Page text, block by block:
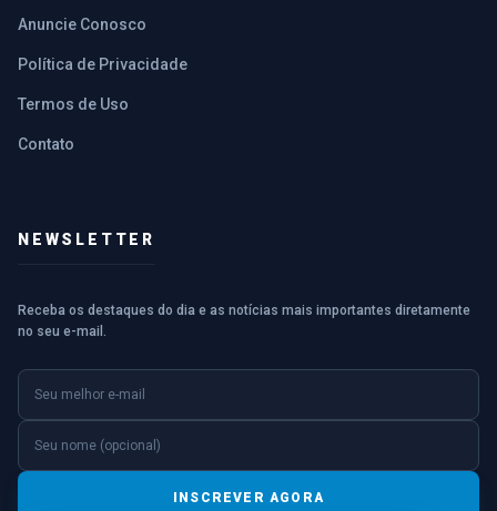
Anuncie Conosco
Política de Privacidade
Termos de Uso
Contato
NEWSLETTER
Receba os destaques do dia e as notícias mais importantes diretamente
no seu e-mail.
E-mail
Nome (opcional)
INSCREVER AGORA